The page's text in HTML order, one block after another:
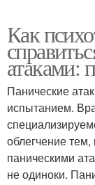
Как
атаками:
Панические
испытанием.
облегчение тем,
паническими
не одиноки.